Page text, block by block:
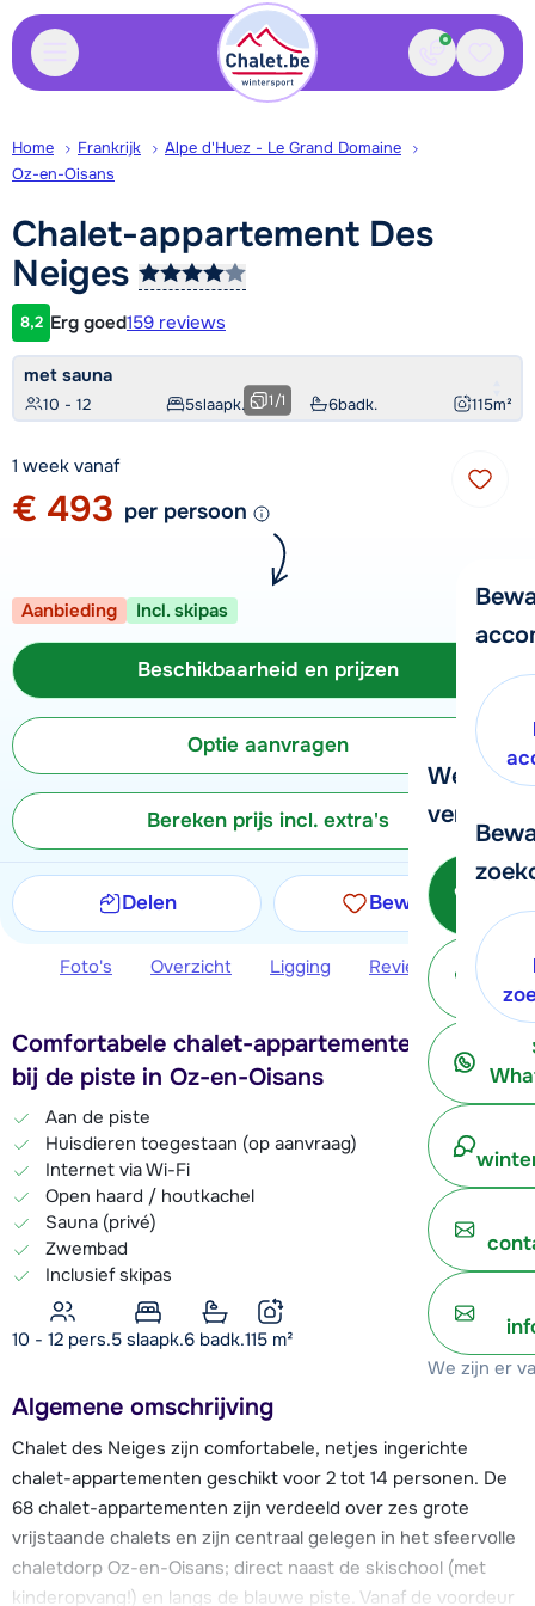
Contact
We
verder!
We zijn er
Home Frankrijk
Alpe d'Huez - Le Grand Domaine
Oz-en-Oisans
Chalet-appartement Des
Neiges
Klantwaardering
8,2 Erg goed159 reviews
met sauna
10 - 12 5slaapk. 6badk. 115m²
1/1
1 week vanaf
€ 493 per persoon
Aanbieding Incl. skipas
Beschikbaarheid en prijzen
Optie aanvragen
Bereken prijs incl. extra's
Delen Bewaren
Foto's Overzicht Ligging Reviews
Comfortabele chalet-appartementen, direct
bij de piste in Oz-en-Oisans
Aan de piste
Huisdieren toegestaan (op aanvraag)
Internet via Wi-Fi
Open haard / houtkachel
Sauna (privé)
Zwembad
Inclusief skipas
10 - 12 pers.5 slaapk.6 badk.115 m²
Algemene omschrijving
Chalet des Neiges zijn comfortabele, netjes ingerichte
chalet-appartementen geschikt voor 2 tot 14 personen. De
68 chalet-appartementen zijn verdeeld over zes grote
vrijstaande chalets en zijn centraal gelegen in het sfeervolle
chaletdorp Oz-en-Oisans; direct naast de skischool (met
kinderopvang!) en langs de blauwe piste. Vanaf de voordeur